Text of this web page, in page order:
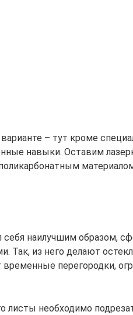
– тут кроме
навыки. Оставим
себя наилучшим образом,
Так, из него делают
перегородки,
листы необходимо